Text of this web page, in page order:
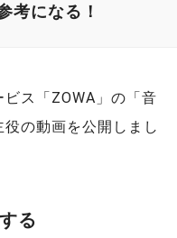
考になる！
ス「ZOWA」の「音
の動画を公開しまし
る